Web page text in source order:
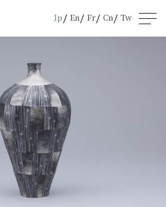
Jp En Fr Cn Tw
men
u